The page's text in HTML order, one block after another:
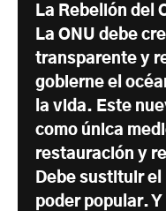
La Rebelión del
La ONU debe
transparente y
gobierne el
la vida. Este
como única
restauración y
Debe sustituir
poder popular.